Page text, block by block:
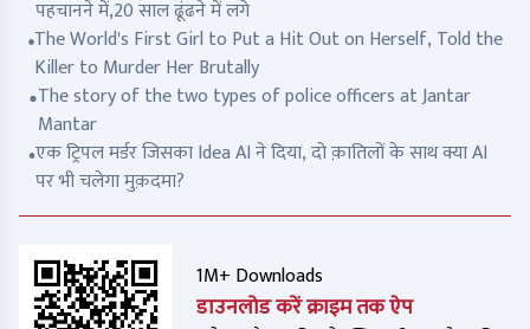
पहचानने में,20 साल ढूंढने में लगे
The World's First Girl to Put a Hit Out on Herself, Told the
Killer to Murder Her Brutally
The story of the two types of police officers at Jantar
Mantar
एक ट्रिपल मर्डर जिसका Idea AI ने दिया, दो क़ातिलों के साथ क्या AI
पर भी चलेगा मुक़दमा?
1M+ Downloads
डाउनलोड करें क्राइम तक ऐप